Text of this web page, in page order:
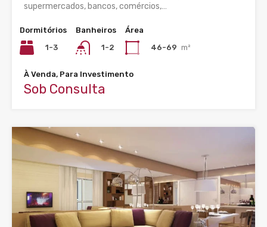
supermercados, bancos, comércios,…
Dormitórios
1-3
Banheiros
1-2
Área
46-69 m²
À Venda, Para Investimento
Sob Consulta